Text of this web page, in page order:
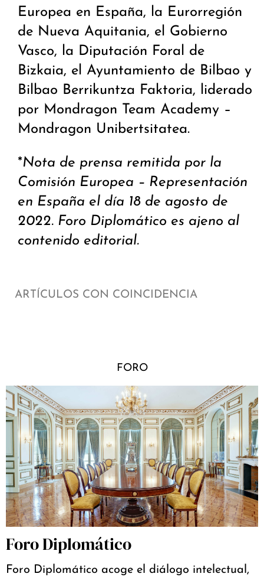
Europea en España, la Eurorregión
de Nueva Aquitania, el Gobierno
Vasco, la Diputación Foral de
Bizkaia, el Ayuntamiento de Bilbao y
Bilbao Berrikuntza Faktoria, liderado
por Mondragon Team Academy –
Mondragon Unibertsitatea.
*Nota de prensa remitida por la
Comisión Europea – Representación
en España el día 18 de agosto de
2022. Foro Diplomático es ajeno al
contenido editorial.
ARTÍCULOS CON COINCIDENCIA
FORO
Foro Diplomático
Foro Diplomático acoge el diálogo intelectual,